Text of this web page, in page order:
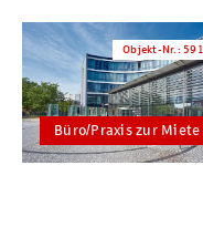
Büro/Praxis zur Miete
Objekt-Nr. : 591